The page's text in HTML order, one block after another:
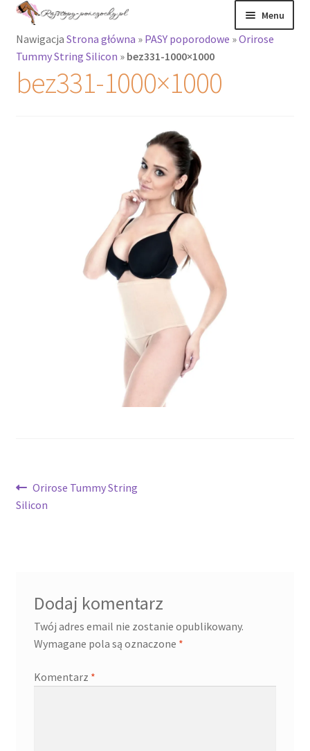
Przejdź
nawigacji
Przejdź
treści
Menu
Rajstopy
Rozwiń
menu
potomne
Rajstopy Orirose
Rozwiń
Nawigacja Strona główna » PASY poporodowe »Orirose
Tummy String Silicon » bez331-1000×1000
bez331-1000×1000
Nawigacja
wpisu
Poprzedni
wpis:
Orirose Tummy String
Silicon
Dodaj komentarz
Twój adres email nie zostanie opublikowany.
Wymagane pola są oznaczone *
Komentarz *